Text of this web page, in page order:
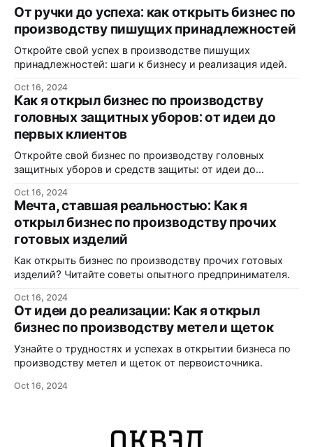
От ручки до успеха: как открыть бизнес по
производству пишущих принадлежностей
Откройте свой успех в производстве пишущих
принадлежностей: шаги к бизнесу и реализация идей.
Oct 16, 2024
Как я открыл бизнес по производству
головных защитных уборов: от идеи до
первых клиентов
Откройте свой бизнес по производству головных
защитных уборов и средств защиты: от идеи до
Oct 16, 2024
Мечта, ставшая реальностью: Как я
открыл бизнес по производству прочих
готовых изделий
Как открыть бизнес по производству прочих готовых
изделий? Читайте советы опытного предпринимателя.
Oct 16, 2024
От идеи до реализации: Как я открыл
бизнес по производству метел и щеток
Узнайте о трудностях и успехах в открытии бизнеса по
производству метел и щеток от первоисточника.
Oct 16, 2024